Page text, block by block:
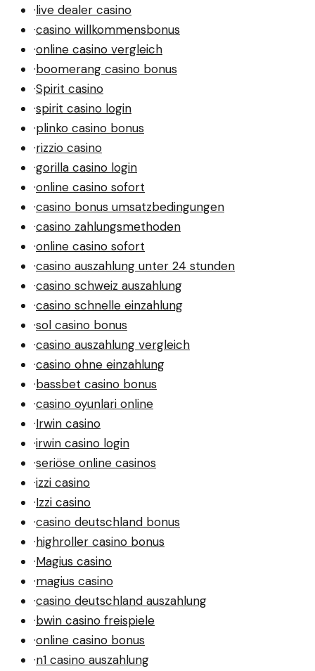
·live dealer casino
·casino willkommensbonus
·online casino vergleich
·boomerang casino bonus
·Spirit casino
·spirit casino login
·plinko casino bonus
·rizzio casino
·gorilla casino login
·online casino sofort
·casino bonus umsatzbedingungen
·casino zahlungsmethoden
·online casino sofort
·casino auszahlung unter 24 stunden
·casino schweiz auszahlung
·casino schnelle einzahlung
·sol casino bonus
·casino auszahlung vergleich
·casino ohne einzahlung
·bassbet casino bonus
·casino oyunlari online
·Irwin casino
·irwin casino login
·seriöse online casinos
·izzi casino
·Izzi casino
·casino deutschland bonus
·highroller casino bonus
·Magius casino
·magius casino
·casino deutschland auszahlung
·bwin casino freispiele
·online casino bonus
·n1 casino auszahlung